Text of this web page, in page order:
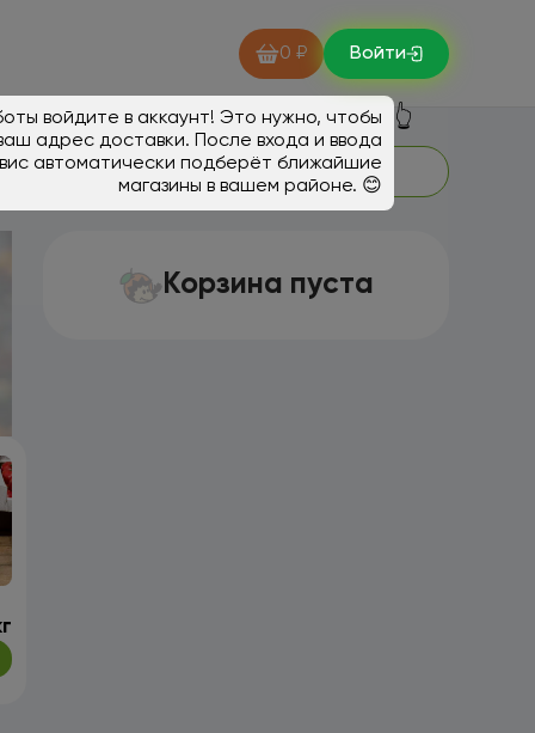
0 ₽ Войти
войдите в аккаунт! Это нужно, чтобы
адрес доставки. После входа и ввода
автоматически подберёт ближайшие
магазины в вашем районе. 😊
👆
Корзина пуста